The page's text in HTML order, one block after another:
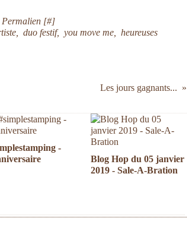
Permalien [#]
,duo festif,you move me ,heureuses
Les jours gagnants...
-
Blog Hop du 05 janvier
2019 - Sale-A-Bration